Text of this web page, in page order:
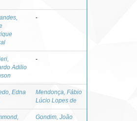
-
Adilio
-
Edna
Mendonça, Fábio
Lúcio Lopes de
Gondim, João